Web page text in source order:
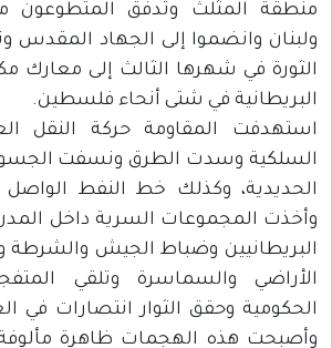
منطقة المثلث وتدفق المتطوعون
ولبنان وانضموا إلى الجهاد المقدس
الثورة في شهرها الثالث إلى معارك
البريطانية في شتى أنحاء فلسطين.
استهدفت المقاومة حركة النقل
السلكية وسدت الطرق ونسفت
الحديدية، وكذلك خط النفط الواصل
وأخذت المجموعات السرية داخل
البريطانيين وضباط الجيش والشرطة
الأراضي والسماسرة وتلقي
الحكومية وحقق الثوار انتصارات في
وأصبحت هذه الهجمات ظاهرة